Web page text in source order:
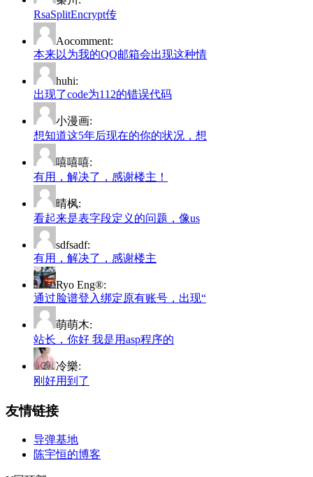
RsaSplitEncrypt传
Aocomment:
本来以为我的QQ邮箱会出现这种情
huhi:
出现了code为112的错误代码
小漫画:
想知道这5年后现在的你的状况，想
嘻嘻嘻:
有用，解决了，感谢楼主！
晴枫:
看起来是表字段定义的问题，像us
sdfsadf:
有用，解决了，感谢楼主
Ryo Eng®:
通过脸谱登入绑定原有账号，出现“
萌萌木:
站长，你好 我是用asp程序的
冷樂:
刚好用到了
友情链接
导弹基地
陈宇恒的博客